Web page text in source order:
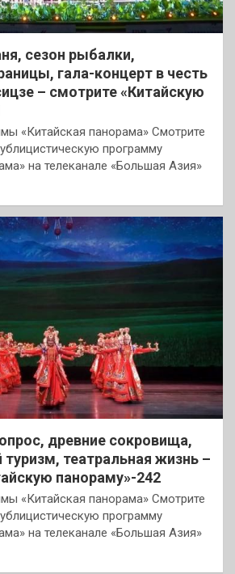
сезон рыбалки,
гала-концерт в честь
– смотрите «Китайскую
«Китайская панорама» Смотрите
программу
на телеканале «Большая Азия»
древние сокровища,
туризм, театральная жизнь –
панораму»-242
«Китайская панорама» Смотрите
программу
на телеканале «Большая Азия»